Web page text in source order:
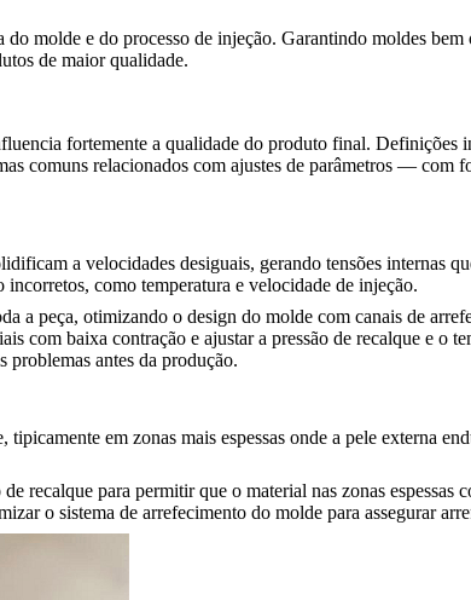
molde e do processo de injeção. Garantindo moldes
de maior qualidade.
fortemente a qualidade do produto final. Definições
comuns relacionados com ajustes de parâmetros —
a velocidades desiguais, gerando tensões internas
como temperatura e velocidade de injeção.
a peça, otimizando o design do molde com canais de
com baixa contração e ajustar a pressão de recalque e o
problemas antes da produção.
em zonas mais espessas onde a pele externa
recalque para permitir que o material nas zonas
o sistema de arrefecimento do molde para assegurar